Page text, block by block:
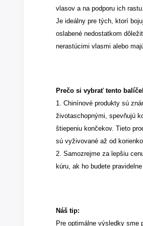
vlasov a na podporu ich rastu.
Je ideálny pre tých, ktorí
oslabené nedostatkom
nerastúcimi vlasmi alebo
Prečo si vybrať tento
1. Chinínové produkty sú
životaschopnými, spevňujú
štiepeniu končekov. Tieto
sú vyživované až od
2. Samozrejme za lepšiu
kúru, ak ho budete
Náš tip:
Pre optimálne výsledky sme